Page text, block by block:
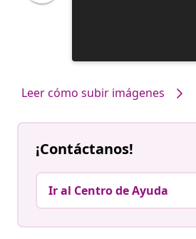
Leer cómo subir imágenes
¡Contáctanos!
Ir al Centro de Ayuda